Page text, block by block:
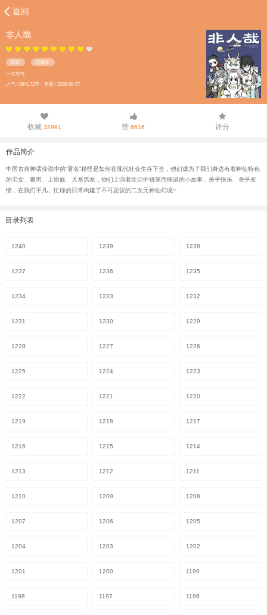
返回
非人哉
日常 连载中
一汪空气
人气 / 3941.72万 更新 / 2026-08-07
收藏 32991 赞 8616 评分
作品简介
中国古典神话传说中的“著名”精怪是如何在现代社会生存下去，他们成为了我们身边有着神仙特色
的宅女、暖男、上班族、犬系男友，他们上演着生活中搞笑而怪诞的小故事，关乎快乐、关乎友
情，在我们平凡、忙碌的日常构建了不可思议的二次元神仙幻境~
目录列表
1240 1239 1238
1237 1236 1235
1234 1233 1232
1231 1230 1229
1228 1227 1226
1225 1224 1223
1222 1221 1220
1219 1218 1217
1216 1215 1214
1213 1212 1211
1210 1209 1208
1207 1206 1205
1204 1203 1202
1201 1200 1199
1198 1197 1196